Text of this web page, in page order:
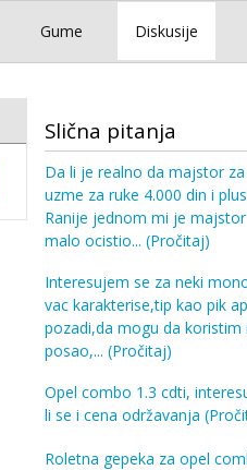
Gume Diskusije
Slična pitanja
Da li je realno da majstor
uzme za ruke 4.000 din i
Ranije jednom mi je
malo ocistio... (Pročitaj)
Interesujem se za neki
vac karakterise,tip kao pik
pozadi,da mogu da koristim
posao,... (Pročitaj)
Opel combo 1.3 cdti,
li se i cena održavanja
Roletna gepeka za opel